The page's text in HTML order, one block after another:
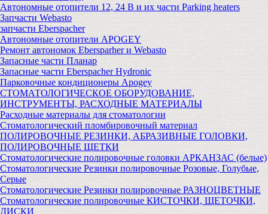
Автономные отопители 12, 24 В и их части Parking heaters
Запчасти Webasto
запчасти Eberspacher
Автономные отопители APOGEY
Ремонт автономок Ebersparher и Webasto
Запасные части Планар
Запасные части Eberspacher Hydronic
Парковочные кондиционеры Apogey
СТОМАТОЛОГИЧЕСКОЕ ОБОРУДОВАНИЕ,
ИНСТРУМЕНТЫ, РАСХОДНЫЕ МАТЕРИАЛЫ
Расходные материалы для стоматологии
Стоматологический пломбировочный материал
ПОЛИРОВОЧНЫЕ РЕЗИНКИ, АБРАЗИВНЫЕ ГОЛОВКИ,
ПОЛИРОВОЧНЫЕ ЩЕТКИ
Стоматологические полировочные головки АРКАНЗАС (белые)
Стоматологические Резинки полировочные Розовые, Голубые,
Серые
Стоматологические Резинки полировочные РАЗНОЦВЕТНЫЕ
Стоматологические полировочные КИСТОЧКИ, ЩЕТОЧКИ,
ДИСКИ